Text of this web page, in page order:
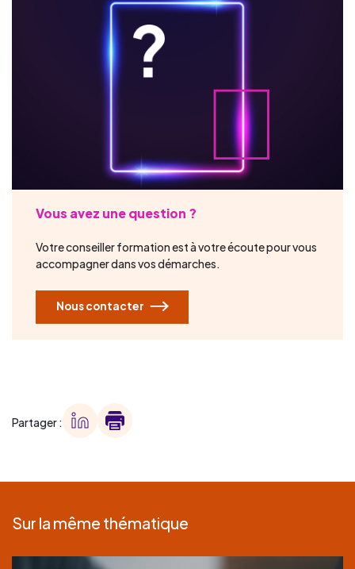
Vous avez une question ?
Votre conseiller formation est à votre écoute pour vous
accompagner dans vos démarches.
Nous contacter
Partager :
Sur la même thématique